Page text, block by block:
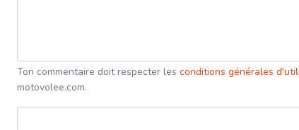
Ton commentaire doit respecter les conditions générales
motovolee.com.